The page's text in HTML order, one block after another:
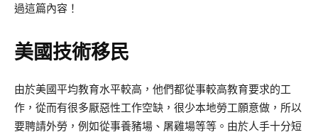
過這篇內容！
美國技術移民
由於美國平均教育水平較高，他們都從事較高教育要求的工
作，從而有很多厭惡性工作空缺，很少本地勞工願意做，所以
要聘請外勞，例如從事養豬場、屠雞場等等。由於人手十分短